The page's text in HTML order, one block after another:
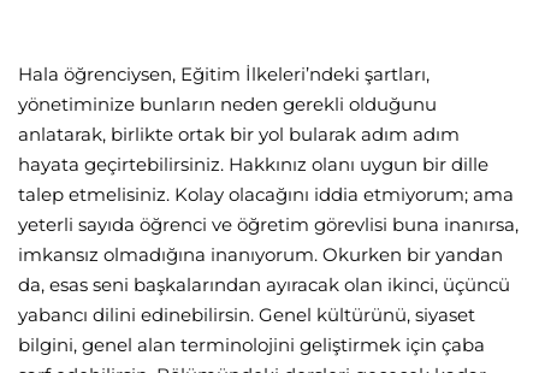
Hala öğrenciysen, Eğitim İlkeleri’ndeki şartları,
yönetiminize bunların neden gerekli olduğunu
anlatarak, birlikte ortak bir yol bularak adım adım
hayata geçirtebilirsiniz. Hakkınız olanı uygun bir dille
talep etmelisiniz. Kolay olacağını iddia etmiyorum; ama
yeterli sayıda öğrenci ve öğretim görevlisi buna inanırsa,
imkansız olmadığına inanıyorum. Okurken bir yandan
da, esas seni başkalarından ayıracak olan ikinci, üçüncü
yabancı dilini edinebilirsin. Genel kültürünü, siyaset
bilgini, genel alan terminolojini geliştirmek için çaba